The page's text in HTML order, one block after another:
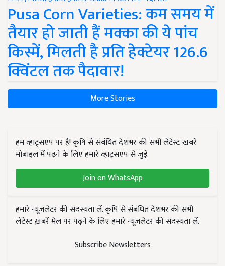
Pusa Corn Varieties: कम समय में
तैयार हो जाती हैं मक्का की ये पांच
किस्में, मिलती है प्रति हेक्टेयर 126.6
क्विंटल तक पैदावार!
More Stories
हम व्हाट्सएप पर हैं! कृषि से संबंधित देशभर की सभी लेटेस्ट ख़बरें
मोबाइल में पढ़ने के लिए हमारे व्हाट्सएप से जुड़ें.
Join on WhatsApp
हमारे न्यूज़लेटर की सदस्यता लें. कृषि से संबंधित देशभर की सभी
लेटेस्ट ख़बरें मेल पर पढ़ने के लिए हमारे न्यूज़लेटर की सदस्यता लें.
Subscribe Newsletters